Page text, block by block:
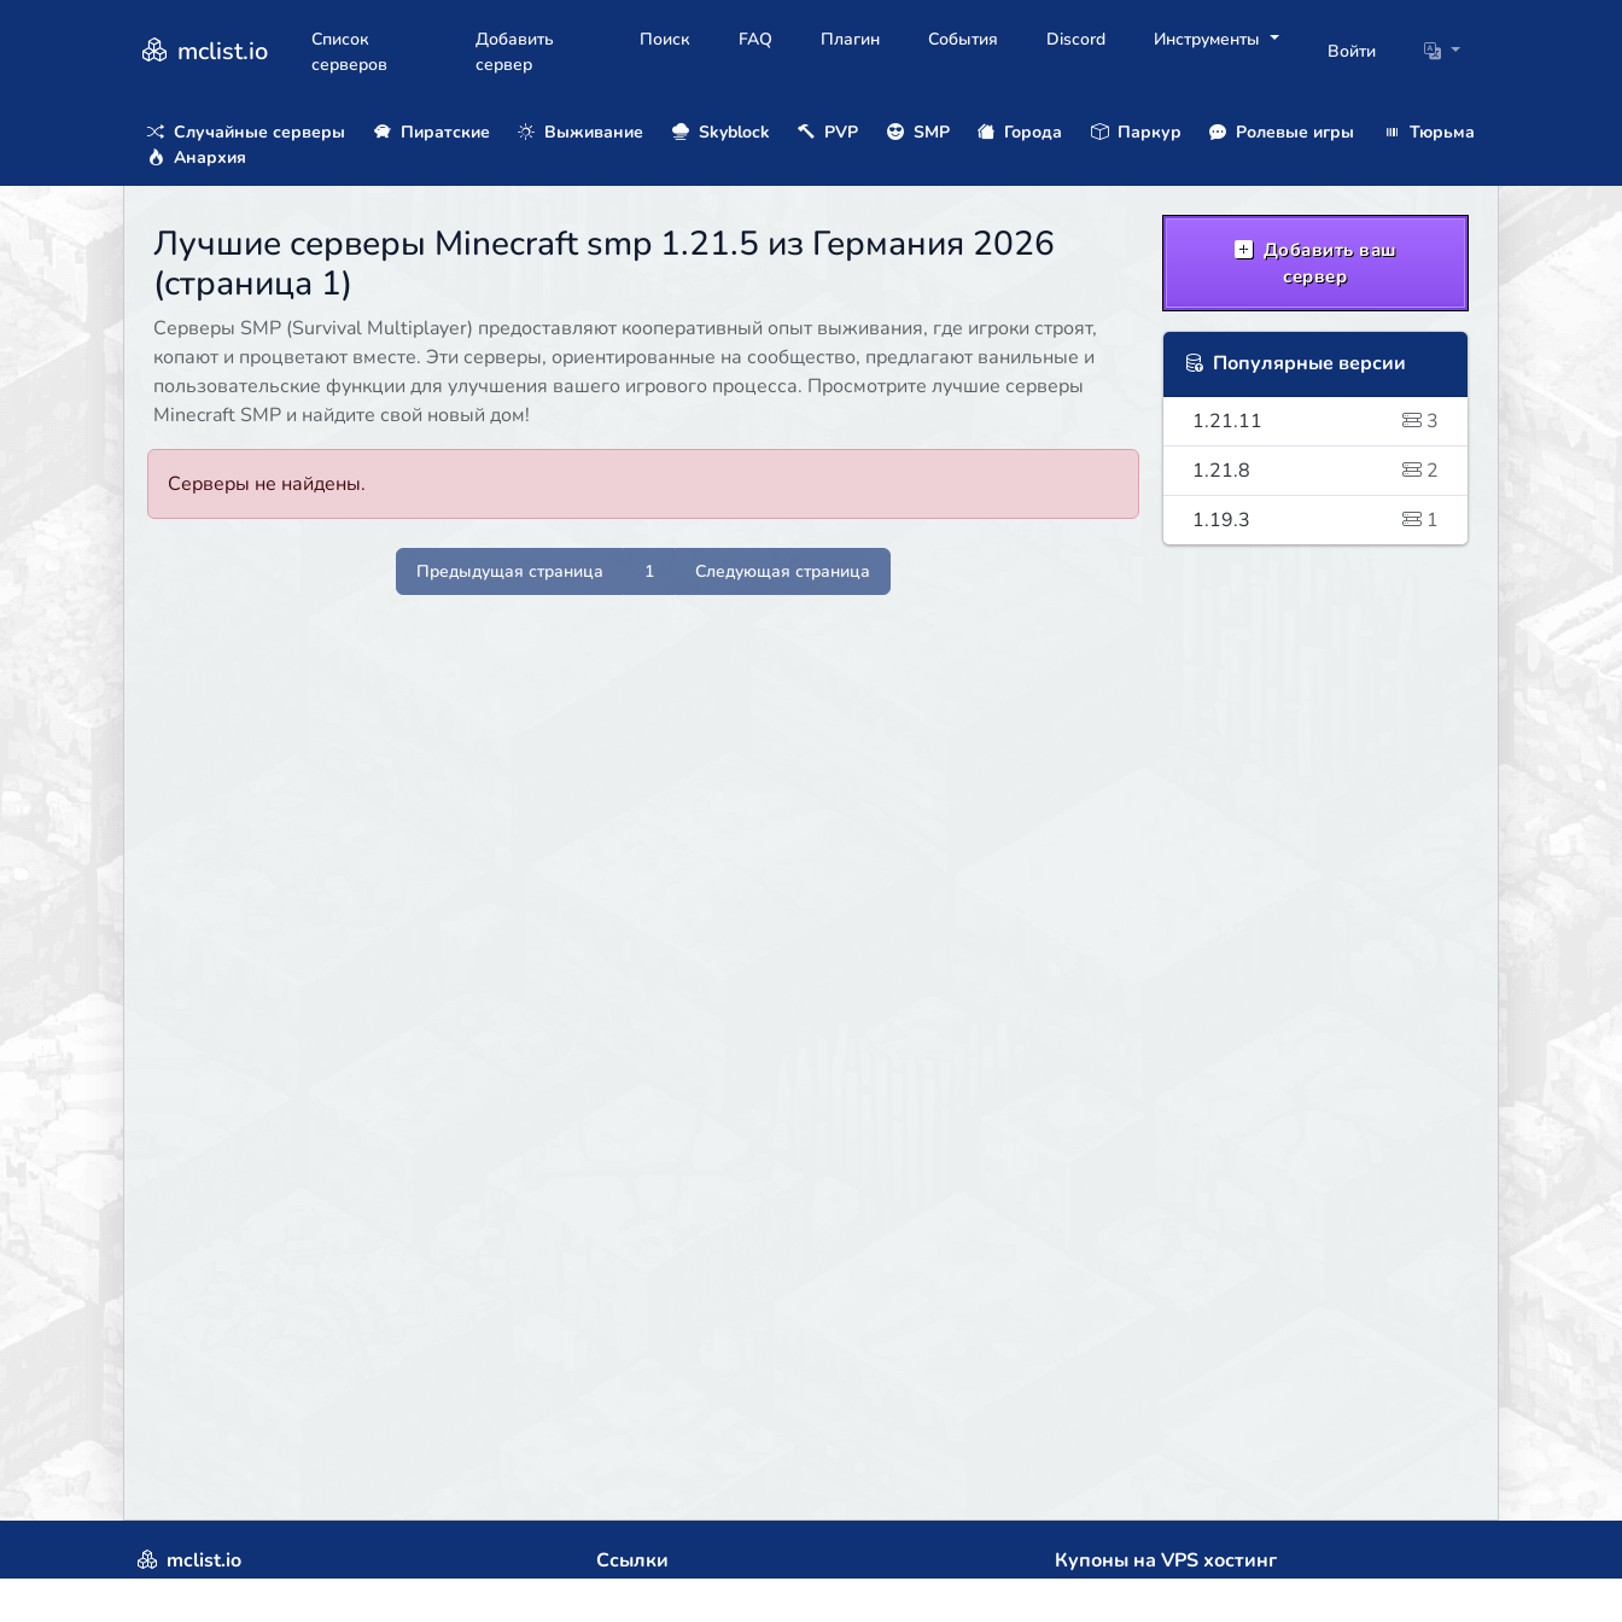
mclist.io
Список
серверов
Добавить
сервер
Поиск FAQ Плагин События Discord Инструменты
Войти
Случайные серверы Пиратские Выживание Skyblock PVP SMP Города Паркур Ролевые игры
Тюрьма
Анархия
Лучшие серверы Minecraft smp 1.21.5 из Германия 2026
(страница 1)
Серверы SMP (Survival Multiplayer) предоставляют кооперативный опыт выживания, где игроки строят,
копают и процветают вместе. Эти серверы, ориентированные на сообщество, предлагают ванильные и
пользовательские функции для улучшения вашего игрового процесса. Просмотрите лучшие серверы
Minecraft SMP и найдите свой новый дом!
Серверы не найдены.
Предыдущая страница 1 Следующая страница
Добавить ваш
сервер
Популярные версии
1.21.11
3
1.21.8
2
1.19.3
1
mclist.io Ссылки Купоны на VPS хостинг